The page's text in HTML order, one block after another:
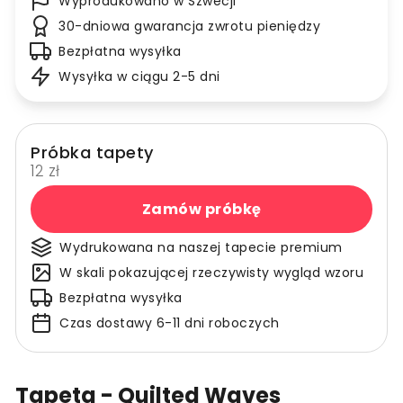
Tapeta - Quilted Waves
30-dniowa gwarancja zwrotu pieniędzy
Bezpłatna wysyłka
Wysyłka w ciągu 2-5 dni
Próbka tapety
12 zł
Zamów próbkę
Wydrukowana na naszej tapecie premium
W skali pokazującej rzeczywisty wygląd wzoru
Bezpłatna wysyłka
Czas dostawy 6-11 dni roboczych